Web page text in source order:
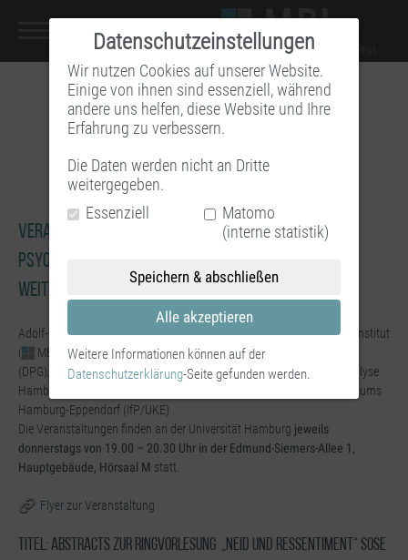
Veranstaltungsreihe von fünf Hamburger
psychodynamisch-psychoanalytischen Aus- und
Weiterbildungsinstituten
Adolf-Ernst-Meyer-Institut für Psychotherapie (AEMI), Michael Balint-Institut
(
MBI
), Institut der Deutschen Psychoanalytischen Gesellschaft
(DPG), Akademie für Psychotherapie, Psychosomatik und Psychoanalyse
Hamburg (APH) und Institut für Psychotherapie des Universitätsklinikums
Hamburg-Eppendorf (IfP/UKE)
Die Veranstaltungen finden an der Universität Hamburg jeweils
donnerstags von 19.00 – 20.30 Uhr in der Edmund-Siemers-Allee 1,
Hauptgebäude, Hörsaal M statt.
Flyer zur Veranstaltung
Titel: Abstracts zur Ringvorlesung „Neid und Ressentiment“ SoSe
Datenschutzeinstellungen
Wir nutzen Cookies auf unserer Website.
Einige von ihnen sind essenziell, während
andere uns helfen, diese Website und Ihre
Erfahrung zu verbessern.
Die Daten werden nicht an Dritte
weitergegeben.
Essenziell
Matomo
(interne statistik)
Speichern & abschließen
Alle akzeptieren
Weitere Informationen können auf der
Datenschutzerklärung-Seite gefunden werden.